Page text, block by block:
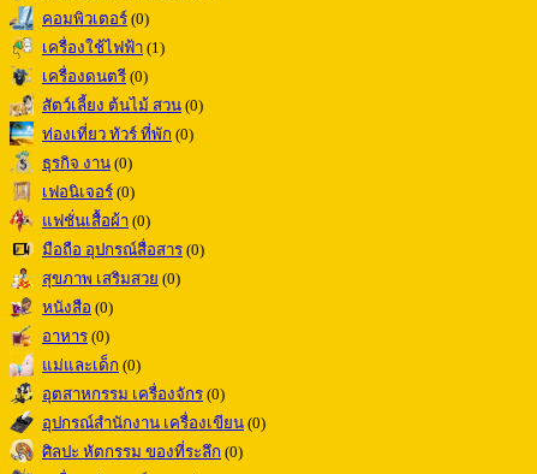
คอมพิวเตอร์ (0)
เครื่องใช้ไฟฟ้า (1)
เครื่องดนตรี (0)
สัตว์เลี้ยง ต้นไม้ สวน (0)
ท่องเที่ยว ทัวร์ ที่พัก (0)
ธุรกิจ งาน (0)
เฟอนิเจอร์ (0)
แฟชั่นเสื้อผ้า (0)
มือถือ อุปกรณ์สื่อสาร (0)
สุขภาพ เสริมสวย (0)
หนังสือ (0)
อาหาร (0)
แม่และเด็ก (0)
อุตสาหกรรม เครื่องจักร (0)
อุปกรณ์สำนักงาน เครื่องเขียน (0)
ศิลปะ หัตกรรม ของที่ระลึก (0)